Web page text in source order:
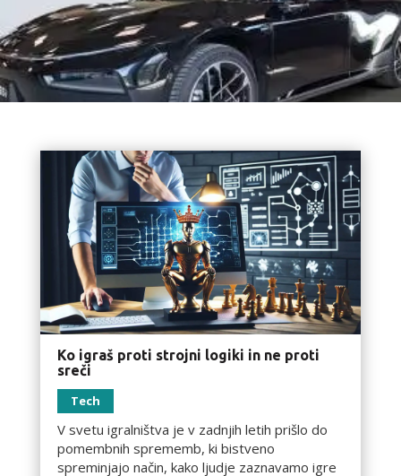
Ko igraš proti strojni logiki in ne proti
sreči
Tech
V svetu igralništva je v zadnjih letih prišlo do
pomembnih sprememb, ki bistveno
spreminjajo način, kako ljudje zaznavamo igre